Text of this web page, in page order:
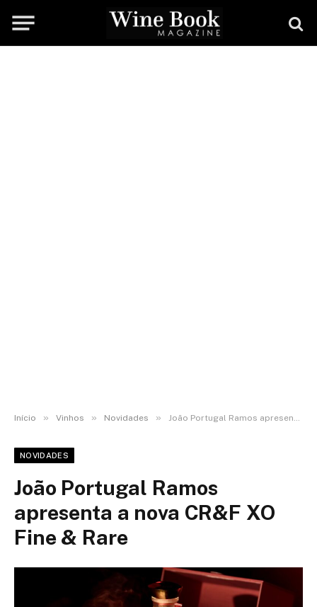
Início » Vinhos » Novidades » João Portugal Ramos apresenta a nova CR&F XO Fine & Rare
NOVIDADES
João Portugal Ramos
apresenta a nova CR&F XO
Fine & Rare